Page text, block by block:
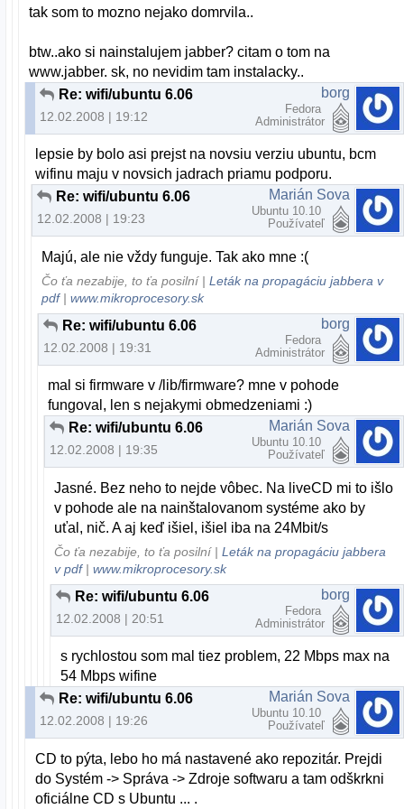
tak som to mozno nejako domrvila..
btw..ako si nainstalujem jabber? citam o tom na
www.jabber. sk, no nevidim tam instalacky..
Re: wifi/ubuntu 6.06
12.02.2008 | 19:12
borg
Fedora
Administrátor
lepsie by bolo asi prejst na novsiu verziu ubuntu, bcm
wifinu maju v novsich jadrach priamu podporu.
Re: wifi/ubuntu 6.06
12.02.2008 | 19:23
Marián Sova
Ubuntu 10.10
Používateľ
Majú, ale nie vždy funguje. Tak ako mne :(
Čo ťa nezabije, to ťa posilní |Leták na propagáciu jabbera v
pdf|www.mikroprocesory.sk
Re: wifi/ubuntu 6.06
12.02.2008 | 19:31
borg
Fedora
Administrátor
mal si firmware v /lib/firmware? mne v pohode
fungoval, len s nejakymi obmedzeniami :)
Re: wifi/ubuntu 6.06
12.02.2008 | 19:35
Marián Sova
Ubuntu 10.10
Používateľ
Jasné. Bez neho to nejde vôbec. Na liveCD mi to išlo
v pohode ale na nainštalovanom systéme ako by
uťal, nič. A aj keď išiel, išiel iba na 24Mbit/s
Čo ťa nezabije, to ťa posilní |Leták na propagáciu jabbera
v pdf|www.mikroprocesory.sk
Re: wifi/ubuntu 6.06
12.02.2008 | 20:51
borg
Fedora
Administrátor
s rychlostou som mal tiez problem, 22 Mbps max na
54 Mbps wifine
Re: wifi/ubuntu 6.06
12.02.2008 | 19:26
Marián Sova
Ubuntu 10.10
Používateľ
CD to pýta, lebo ho má nastavené ako repozitár. Prejdi
do Systém -> Správa -> Zdroje softwaru a tam odškrkni
oficiálne CD s Ubuntu ... .